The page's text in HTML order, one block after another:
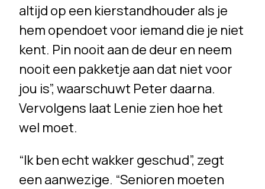
altijd op een kierstandhouder als je
hem opendoet voor iemand die je niet
kent. Pin nooit aan de deur en neem
nooit een pakketje aan dat niet voor
jou is”, waarschuwt Peter daarna.
Vervolgens laat Lenie zien hoe het
wel moet.
“Ik ben echt wakker geschud”, zegt
een aanwezige. “Senioren moeten